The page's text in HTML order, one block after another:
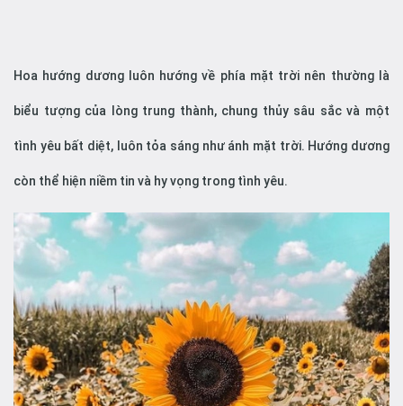
Hoa hướng dương luôn hướng về phía mặt trời nên thường là
biểu tượng của lòng trung thành, chung thủy sâu sắc và một
tình yêu bất diệt, luôn tỏa sáng như ánh mặt trời. Hướng dương
còn thể hiện niềm tin và hy vọng trong tình yêu.